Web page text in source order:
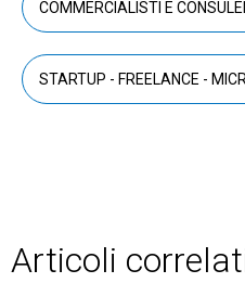
COMMERCIALISTI E
STARTUP - FREELANCE -
Articoli